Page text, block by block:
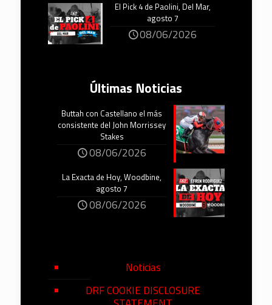
El Pick 4 de Paolini, Del Mar,
agosto 7
08/06/2026
Últimas Noticias
Buttah con Castellano el más
consistente del John Morrissey
Stakes
08/06/2026
La Exacta de Hoy, Woodbine,
agosto 7
08/06/2026
Noticias
DRF COOKIE DISCLOSURE